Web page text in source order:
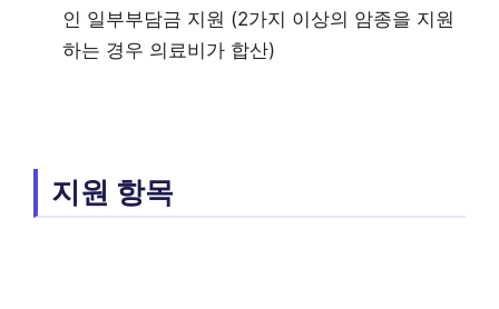
인 일부부담금 지원 (2가지 이상의 암종을 지원
하는 경우 의료비가 합산)
지원 항목